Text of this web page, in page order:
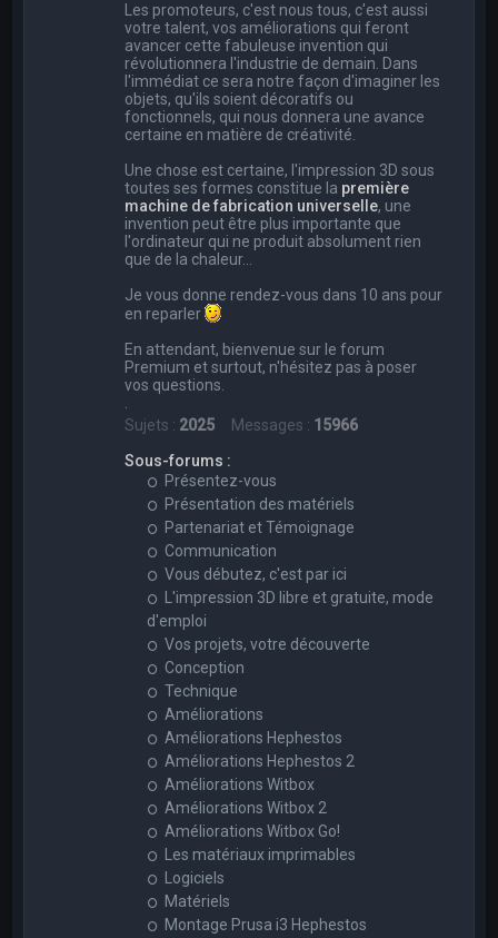
Les promoteurs, c'est nous tous, c'est aussi
votre talent, vos améliorations qui feront
avancer cette fabuleuse invention qui
révolutionnera l'industrie de demain. Dans
l'immédiat ce sera notre façon d'imaginer les
objets, qu'ils soient décoratifs ou
fonctionnels, qui nous donnera une avance
certaine en matière de créativité.
Une chose est certaine, l'impression 3D sous
toutes ses formes constitue la première
machine de fabrication universelle, une
invention peut être plus importante que
l'ordinateur qui ne produit absolument rien
que de la chaleur...
Je vous donne rendez-vous dans 10 ans pour
en reparler
En attendant, bienvenue sur le forum
Premium et surtout, n'hésitez pas à poser
vos questions.
Sujets : 2025 Messages : 15966
Sous-forums :
Présentez-vous
Présentation des matériels
Partenariat et Témoignage
Communication
Vous débutez, c'est par ici
L'impression 3D libre et gratuite, mode
d'emploi
Vos projets, votre découverte
Conception
Technique
Améliorations
Améliorations Hephestos
Améliorations Hephestos 2
Améliorations Witbox
Améliorations Witbox 2
Améliorations Witbox Go!
Les matériaux imprimables
Logiciels
Matériels
Montage Prusa i3 Hephestos